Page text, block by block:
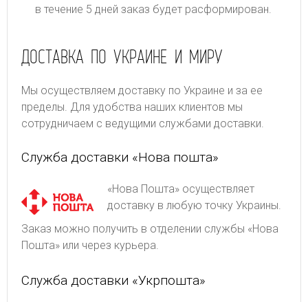
в течение 5 дней заказ будет расформирован.
ДОСТАВКА ПО УКРАИНЕ И МИРУ
Мы осуществляем доставку по Украине и за ее
пределы. Для удобства наших клиентов мы
сотрудничаем с ведущими службами доставки.
Служба доставки «Нова пошта»
«Нова Пошта» осуществляет
доставку в любую точку Украины.
Заказ можно получить в отделении службы «Нова
Пошта» или через курьера.
Служба доставки «Укрпошта»